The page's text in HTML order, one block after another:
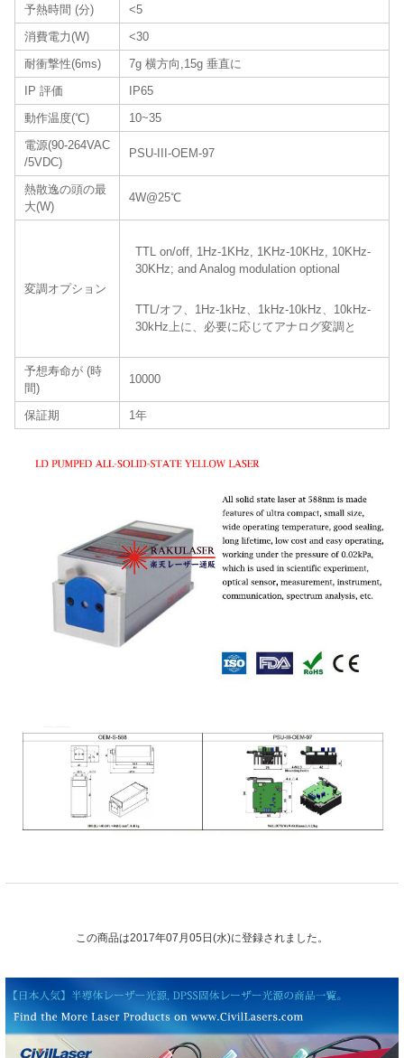
予熱時間 (分)
<5
消費電力(W)
<30
耐衝撃性(6ms)
7g 横方向,15g 垂直に
IP 評価
IP65
動作温度(℃)
10~35
電源(90-264VAC
/5VDC)
PSU-III-OEM-97
熱散逸の頭の最
大(W)
4W@25℃
変調オプション
TTL on/off, 1Hz-1KHz, 1KHz-10KHz, 10KHz-
30KHz; and Analog modulation optional
TTL/オフ、1Hz-1kHz、1kHz-10kHz、10kHz-
30kHz上に、必要に応じてアナログ変調と
予想寿命が (時
間)
10000
保証期 1年
この商品は2017年07月05日(水)に登録されました。